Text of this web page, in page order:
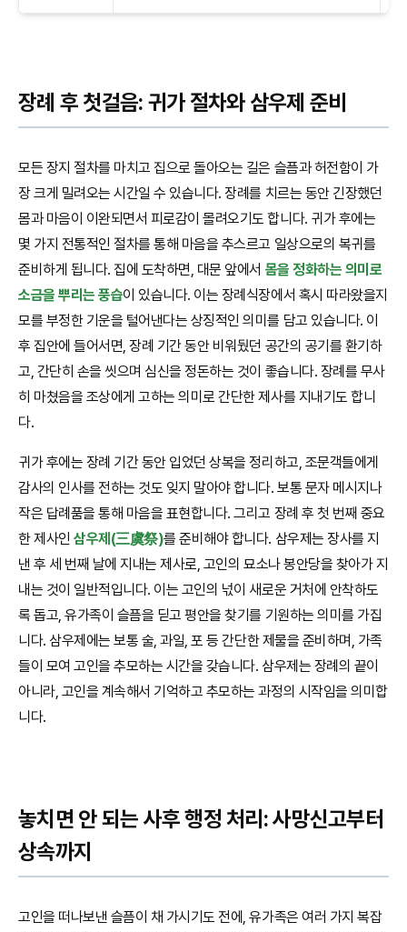
장례 후 첫걸음: 귀가 절차와 삼우제 준비
모든 장지 절차를 마치고 집으로 돌아오는 길은 슬픔과 허전함이 가
장 크게 밀려오는 시간일 수 있습니다. 장례를 치르는 동안 긴장했던
몸과 마음이 이완되면서 피로감이 몰려오기도 합니다. 귀가 후에는
몇 가지 전통적인 절차를 통해 마음을 추스르고 일상으로의 복귀를
준비하게 됩니다. 집에 도착하면, 대문 앞에서 몸을 정화하는 의미로
소금을 뿌리는 풍습이 있습니다. 이는 장례식장에서 혹시 따라왔을지
모를 부정한 기운을 털어낸다는 상징적인 의미를 담고 있습니다. 이
후 집안에 들어서면, 장례 기간 동안 비워뒀던 공간의 공기를 환기하
고, 간단히 손을 씻으며 심신을 정돈하는 것이 좋습니다. 장례를 무사
히 마쳤음을 조상에게 고하는 의미로 간단한 제사를 지내기도 합니
다.
귀가 후에는 장례 기간 동안 입었던 상복을 정리하고, 조문객들에게
감사의 인사를 전하는 것도 잊지 말아야 합니다. 보통 문자 메시지나
작은 답례품을 통해 마음을 표현합니다. 그리고 장례 후 첫 번째 중요
한 제사인삼우제(三虞祭)를 준비해야 합니다. 삼우제는 장사를 지
낸 후 세 번째 날에 지내는 제사로, 고인의 묘소나 봉안당을 찾아가 지
내는 것이 일반적입니다. 이는 고인의 넋이 새로운 거처에 안착하도
록 돕고, 유가족이 슬픔을 딛고 평안을 찾기를 기원하는 의미를 가집
니다. 삼우제에는 보통 술, 과일, 포 등 간단한 제물을 준비하며, 가족
들이 모여 고인을 추모하는 시간을 갖습니다. 삼우제는 장례의 끝이
아니라, 고인을 계속해서 기억하고 추모하는 과정의 시작임을 의미합
니다.
놓치면 안 되는 사후 행정 처리: 사망신고부터
상속까지
고인을 떠나보낸 슬픔이 채 가시기도 전에, 유가족은 여러 가지 복잡